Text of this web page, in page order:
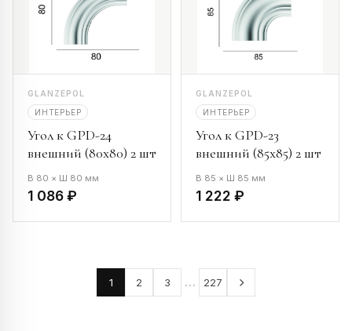
GLANZEPOL
ИНТЕРЬЕР
Угол к GPD-24
внешний (80х80) 2 шт
В 80 × Ш 80 мм
1 086 ₽
GLANZEPOL
ИНТЕРЬЕР
Угол к GPD-23
внешний (85х85) 2 шт
В 85 × Ш 85 мм
1 222 ₽
1 2 3 … 227